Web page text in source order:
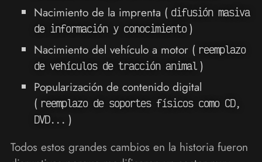
Nacimiento de la imprenta ( difusión masiva
de información y conocimiento )
Nacimiento del vehículo a motor ( reemplazo
de vehículos de tracción animal )
Popularización de contenido digital
( reemplazo de soportes físicos como CD,
DVD... )
Todos estos grandes cambios en la historia fueron